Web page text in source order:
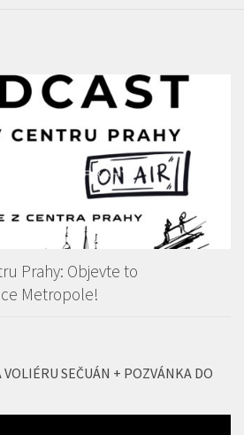
Prahy: Objevte to
Metropole!
SEČUÁN + POZVÁNKA DO